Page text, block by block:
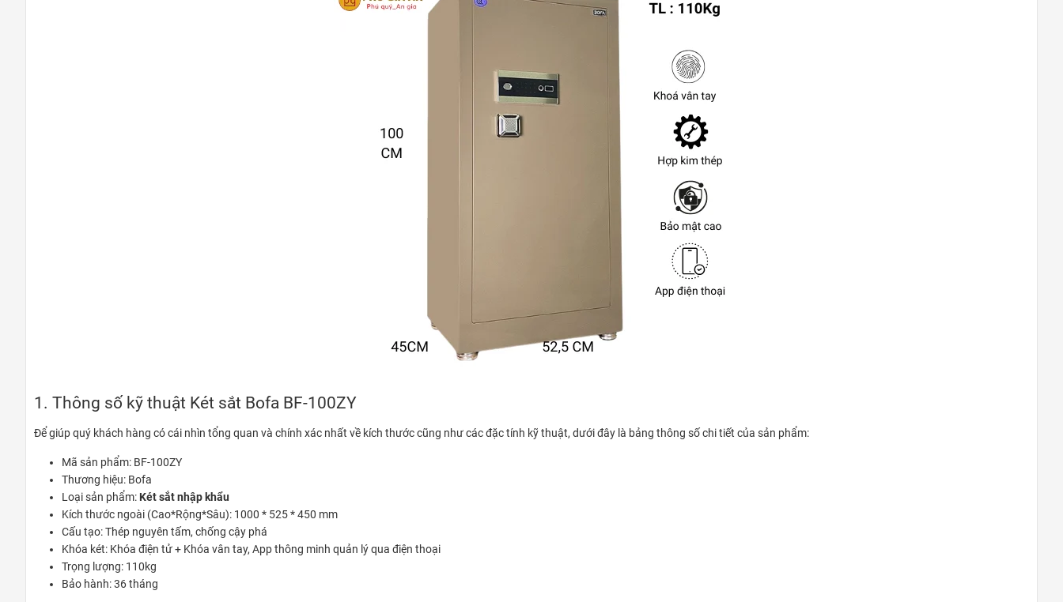
1. Thông số kỹ thuật Két sắt Bofa BF-100ZY
Để giúp quý khách hàng có cái nhìn tổng quan và chính xác nhất về kích thước cũng như các đặc tính kỹ thuật, dưới đây là bảng thông số chi tiết của sản phẩm:
Mã sản phẩm: BF-100ZY
Thương hiệu: Bofa
Loại sản phẩm: Két sắt nhập khẩu
Kích thước ngoài (Cao*Rộng*Sâu): 1000 * 525 * 450 mm
Cấu tạo: Thép nguyên tấm, chống cậy phá
Khóa két: Khóa điện tử + Khóa vân tay, App thông minh quản lý qua điện thoại
Trọng lượng: 110kg
Bảo hành: 36 tháng